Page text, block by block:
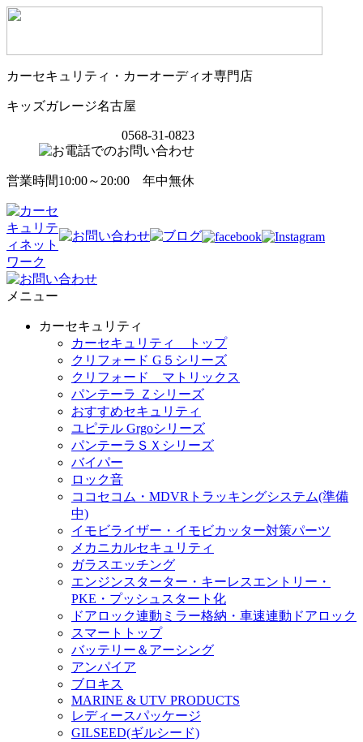
カーセキュリティ・カーオーディオ専門店
キッズガレージ名古屋
0568-31-0823
営業時間10:00～20:00 年中無休
メニュー
カーセキュリティ
カーセキュリティ トップ
クリフォード G５シリーズ
クリフォード マトリックス
パンテーラ Ｚシリーズ
おすすめセキュリティ
ユピテル Grgoシリーズ
パンテーラＳＸシリーズ
バイパー
ロック音
ココセコム・MDVRトラッキングシステム(準備
中)
イモビライザー・イモビカッター対策パーツ
メカニカルセキュリティ
ガラスエッチング
エンジンスターター・キーレスエントリー・
PKE・プッシュスタート化
ドアロック連動ミラー格納・車速連動ドアロック
スマートトップ
バッテリー＆アーシング
アンパイア
ブロキス
MARINE & UTV PRODUCTS
レディースパッケージ
GILSEED(ギルシード)